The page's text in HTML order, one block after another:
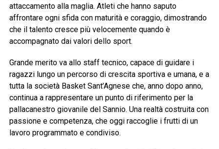
attaccamento alla maglia. Atleti che hanno saputo
affrontare ogni sfida con maturità e coraggio, dimostrando
che il talento cresce più velocemente quando è
accompagnato dai valori dello sport.
Grande merito va allo staff tecnico, capace di guidare i
ragazzi lungo un percorso di crescita sportiva e umana, e a
tutta la società Basket Sant’Agnese che, anno dopo anno,
continua a rappresentare un punto di riferimento per la
pallacanestro giovanile del Sannio. Una realtà costruita con
passione e competenza, che oggi raccoglie i frutti di un
lavoro programmato e condiviso.